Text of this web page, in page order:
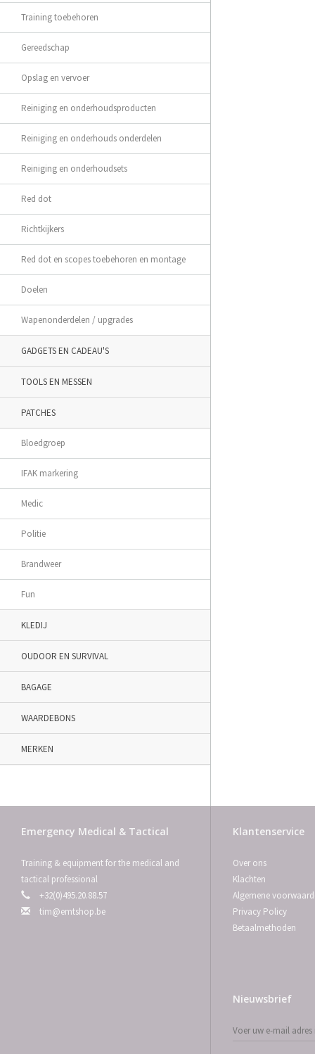
Training toebehoren
Gereedschap
Opslag en vervoer
Reiniging en onderhoudsproducten
Reiniging en onderhouds onderdelen
Reiniging en onderhoudsets
Red dot
Richtkijkers
Red dot en scopes toebehoren en montage
Doelen
Wapenonderdelen / upgrades
GADGETS EN CADEAU'S
TOOLS EN MESSEN
PATCHES
Bloedgroep
IFAK markering
Medic
Politie
Brandweer
Fun
KLEDIJ
OUDOOR EN SURVIVAL
BAGAGE
WAARDEBONS
MERKEN
Emergency Medical & Tactical
Training & equipment for the medical and
tactical professional
+32(0)495.20.88.57
tim@emtshop.be
Klantenservice
Over ons
Klachten
Algemene
Privacy Policy
Betaalmethoden
Nieuwsbrief